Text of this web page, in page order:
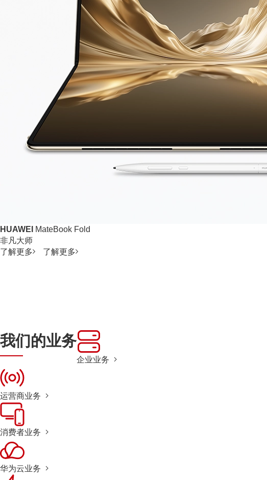
HUAWEI
MateBook Fold
非凡大师
了解更多
了解更多
我们的业务
企业业务
运营商业务
消费者业务
华为云业务